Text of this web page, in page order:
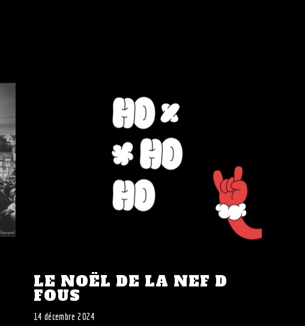
LE NOËL DE LA NEF D
FOUS
14 décembre 2024